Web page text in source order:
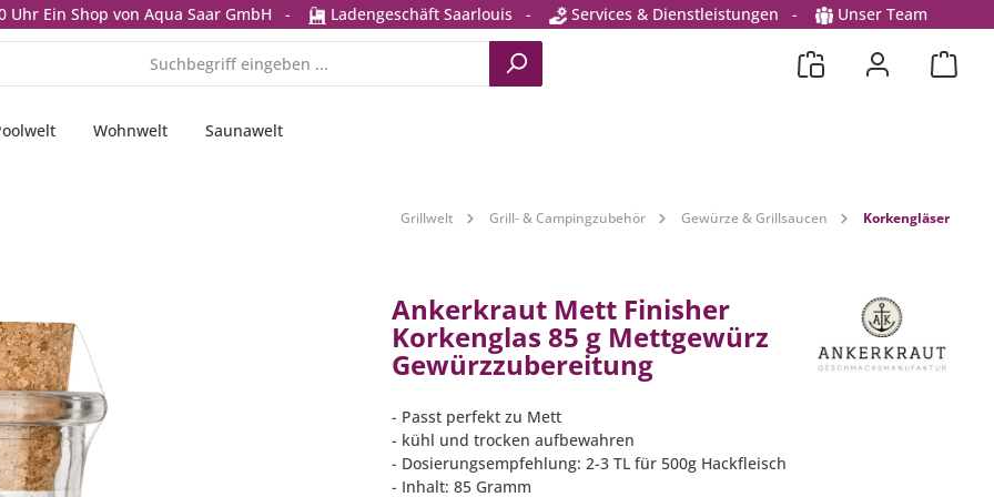
Uhr Ein Shop von Aqua Saar GmbH - Ladengeschäft Saarlouis - Services & Dienstleistungen - Unser Team
Wohnwelt Saunawelt
Grillwelt Grill- & Campingzubehör Gewürze & Grillsaucen Korkengläser
Ankerkraut Mett Finisher
Korkenglas 85 g Mettgewürz
Gewürzzubereitung
- Passt perfekt zu Mett
- kühl und trocken aufbewahren
- Dosierungsempfehlung: 2-3 TL für 500g Hackfleisch
- Inhalt: 85 Gramm